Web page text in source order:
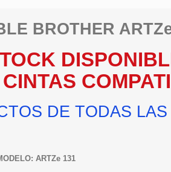
BROTHER
DE TODAS
ARTZe 131